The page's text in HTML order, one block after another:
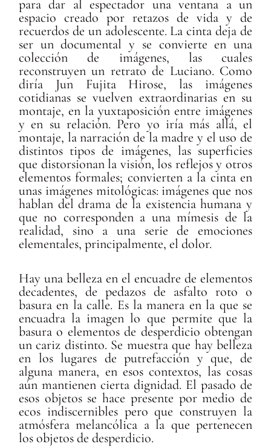
para dar al espectador una ventana a un
espacio creado por retazos de vida y de
recuerdos de un adolescente. La cinta deja de
ser un documental y se convierte en una
colección de imágenes, las cuales
reconstruyen un retrato de Luciano. Como
diría Jun Fujita Hirose, las imágenes
cotidianas se vuelven extraordinarias en su
montaje, en la yuxtaposición entre imágenes
y en su relación. Pero yo iría más allá, el
montaje, la narración de la madre y el uso de
distintos tipos de imágenes, las superficies
que distorsionan la visión, los reflejos y otros
elementos formales; convierten a la cinta en
unas imágenes mitológicas: imágenes que nos
hablan del drama de la existencia humana y
que no corresponden a una mímesis de la
realidad, sino a una serie de emociones
elementales, principalmente, el dolor.
Hay una belleza en el encuadre de elementos
decadentes, de pedazos de asfalto roto o
basura en la calle. Es la manera en la que se
encuadra la imagen lo que permite que la
basura o elementos de desperdicio obtengan
un cariz distinto. Se muestra que hay belleza
en los lugares de putrefacción y que, de
alguna manera, en esos contextos, las cosas
aún mantienen cierta dignidad. El pasado de
esos objetos se hace presente por medio de
ecos indiscernibles pero que construyen la
atmósfera melancólica a la que pertenecen
los objetos de desperdicio.